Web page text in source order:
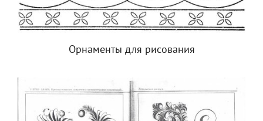
Орнаменты для рисования